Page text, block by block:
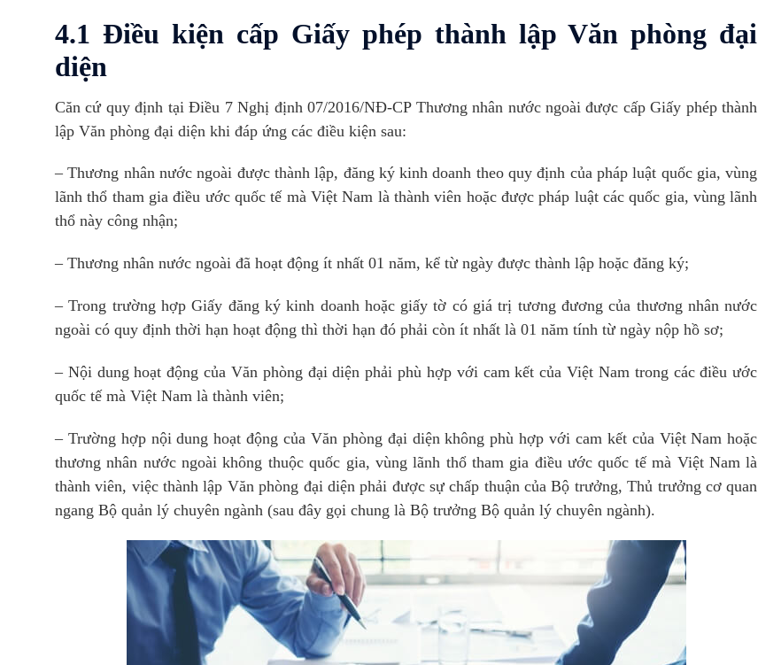
4.1 Điều kiện cấp Giấy phép thành lập Văn phòng đại
diện
Căn cứ quy định tại Điều 7 Nghị định 07/2016/NĐ-CP Thương nhân nước ngoài được cấp Giấy phép thành
lập Văn phòng đại diện khi đáp ứng các điều kiện sau:
– Thương nhân nước ngoài được thành lập, đăng ký kinh doanh theo quy định của pháp luật quốc gia, vùng
lãnh thổ tham gia điều ước quốc tế mà Việt Nam là thành viên hoặc được pháp luật các quốc gia, vùng lãnh
thổ này công nhận;
– Thương nhân nước ngoài đã hoạt động ít nhất 01 năm, kể từ ngày được thành lập hoặc đăng ký;
– Trong trường hợp Giấy đăng ký kinh doanh hoặc giấy tờ có giá trị tương đương của thương nhân nước
ngoài có quy định thời hạn hoạt động thì thời hạn đó phải còn ít nhất là 01 năm tính từ ngày nộp hồ sơ;
– Nội dung hoạt động của Văn phòng đại diện phải phù hợp với cam kết của Việt Nam trong các điều ước
quốc tế mà Việt Nam là thành viên;
– Trường hợp nội dung hoạt động của Văn phòng đại diện không phù hợp với cam kết của Việt Nam hoặc
thương nhân nước ngoài không thuộc quốc gia, vùng lãnh thổ tham gia điều ước quốc tế mà Việt Nam là
thành viên, việc thành lập Văn phòng đại diện phải được sự chấp thuận của Bộ trưởng, Thủ trưởng cơ quan
ngang Bộ quản lý chuyên ngành (sau đây gọi chung là Bộ trưởng Bộ quản lý chuyên ngành).